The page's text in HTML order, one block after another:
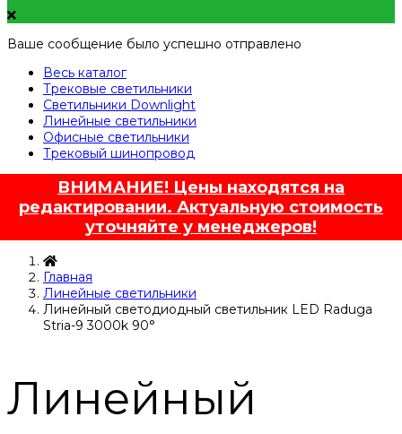
Ваше сообщение было успешно отправлено
Весь каталог
Трековые светильники
Светильники Downlight
Линейные светильники
Офисные светильники
Трековый шинопровод
ВНИМАНИЕ! Цены находятся на
редактировании. Актуальную стоимость
уточняйте у менеджеров!
Главная
Линейные светильники
Линейный светодиодный светильник LED Raduga
Stria-9 3000k 90°
Линейный